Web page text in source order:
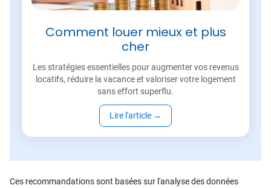
Comment louer mieux et plus
cher
Les stratégies essentielles pour augmenter vos revenus
locatifs, réduire la vacance et valoriser votre logement
sans effort superflu.
Lire l'article →
Ces recommandations sont basées sur l'analyse des données